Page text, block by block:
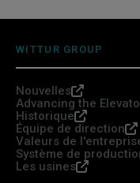
WITTUR GROUP
Nouvelles
Advancing the
Historique
Équipe de direction
Valeurs de
Système de
Les usines